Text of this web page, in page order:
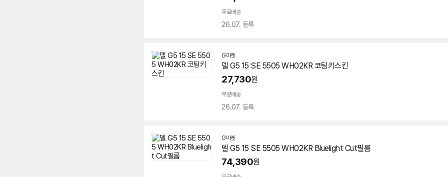
무료배송
26.07. 등록
G마켓
델 G5 15 SE 5505 WH02KR 코팅키스킨
27,730원
무료배송
26.07. 등록
G마켓
델 G5 15 SE 5505 WH02KR Bluelight Cut필름
74,390원